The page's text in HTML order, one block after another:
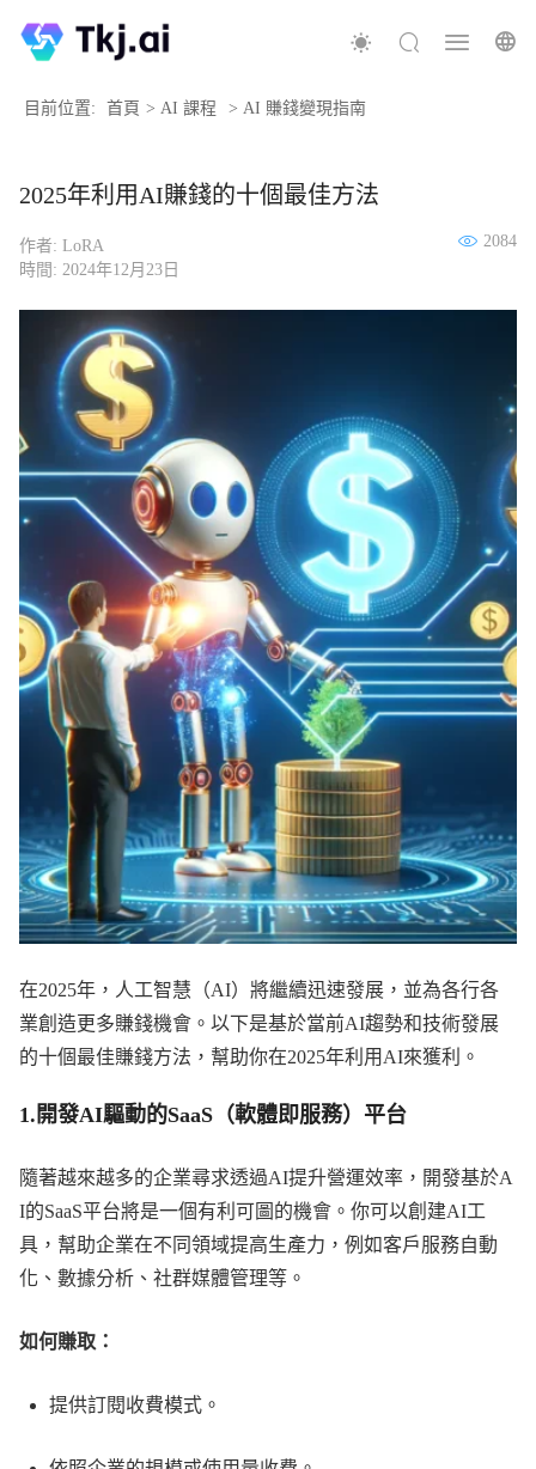
目前位置: 首頁 > AI 課程 > AI 賺錢變現指南
2025年利用AI賺錢的十個最佳方法
作者: LoRA
時間: 2024年12月23日
2084
在2025年，人工智慧（AI）將繼續迅速發展，並為各行各
業創造更多賺錢機會。以下是基於當前AI趨勢和技術發展
的十個最佳賺錢方法，幫助你在2025年利用AI來獲利。
1. 開發AI驅動的SaaS（軟體即服務）平台
隨著越來越多的企業尋求透過AI提升營運效率，開發基於A
I的SaaS平台將是一個有利可圖的機會。你可以創建AI工
具，幫助企業在不同領域提高生產力，例如客戶服務自動
化、數據分析、社群媒體管理等。
如何賺取：
提供訂閱收費模式。